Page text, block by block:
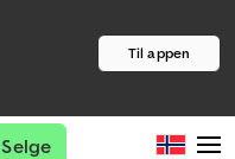
Til appen
Selge